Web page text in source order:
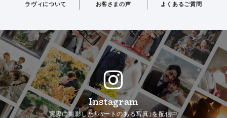
ラヴィについて お客さまの声 よくあるご質問
Instagram
実際に撮影した「ハートのある写真」を配信中